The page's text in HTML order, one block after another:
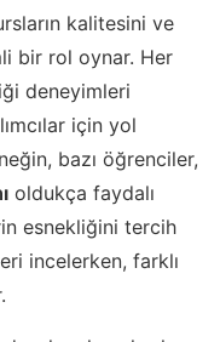
kalitesini ve
bir rol oynar. Her
deneyimleri
için yol
bazı öğrenciler,
oldukça faydalı
esnekliğini tercih
incelerken, farklı